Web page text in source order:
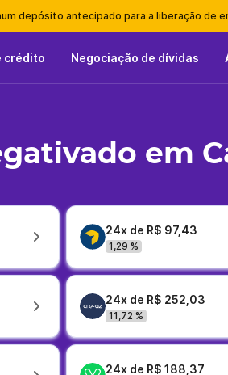
depósito antecipado para a liberação de
crédito Negociação de dívidas
em
24x de R$ 97,43
1,29 %
24x de R$ 252,03
11,72 %
24x de R$ 188,37